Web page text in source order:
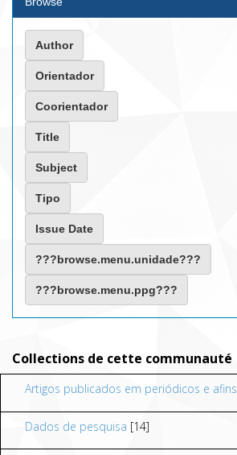
Collections de cette communauté
Artigos publicados em periódicos e afins
Dados de pesquisa [14]